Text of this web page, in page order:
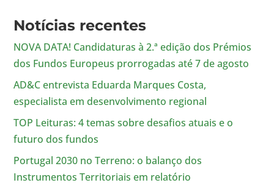
Notícias recentes
NOVA DATA! Candidaturas à 2.ª edição dos Prémios
dos Fundos Europeus prorrogadas até 7 de agosto
AD&C entrevista Eduarda Marques Costa,
especialista em desenvolvimento regional
TOP Leituras: 4 temas sobre desafios atuais e o
futuro dos fundos
Portugal 2030 no Terreno: o balanço dos
Instrumentos Territoriais em relatório